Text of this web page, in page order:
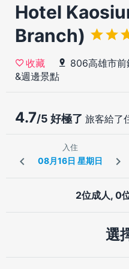
Hotel
Branch)
收藏 806高雄市前
&週邊景點
4.7/5 好極了 旅客給了
入住
2位成人, 0
選